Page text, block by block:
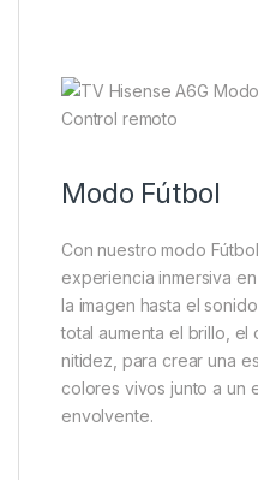
Modo Fútbol
Con nuestro modo
experiencia inmersiva
la imagen hasta el
total aumenta el brillo, el
nitidez, para crear una
colores vivos junto a un
envolvente.